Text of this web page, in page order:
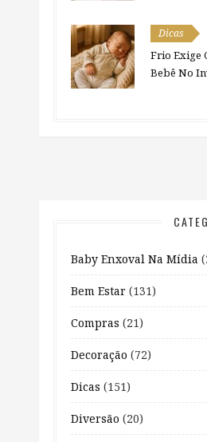
Dicas
Frio Exige
Bebê No
Baby Enxoval Na Mídia
Bem Estar (131)
Compras (21)
Decoração (72)
Dicas (151)
Diversão (20)